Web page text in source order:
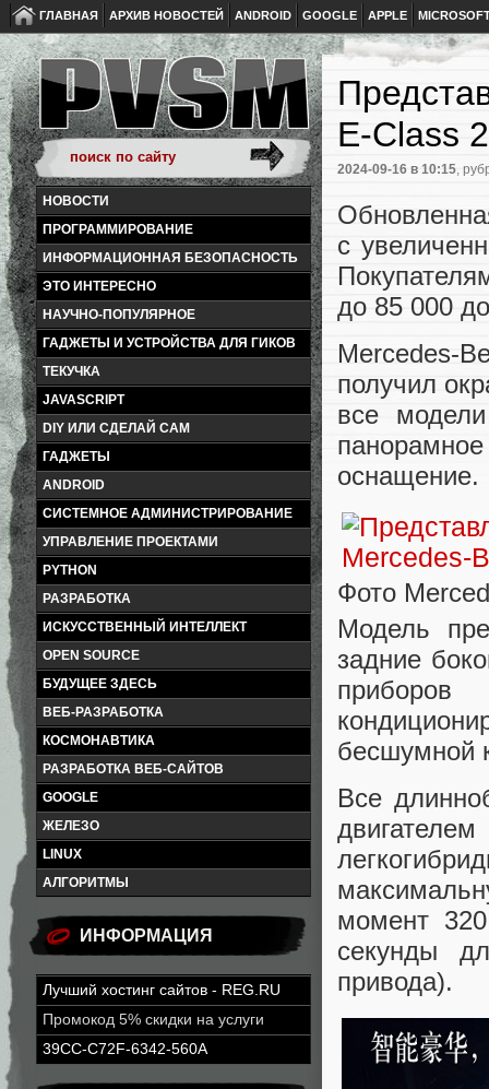
ГЛАВНАЯ АРХИВ НОВОСТЕЙ ANDROID GOOGLE APPLE
НОВОСТИ
ПРОГРАММИРОВАНИЕ
ИНФОРМАЦИОННАЯ БЕЗОПАСНОСТЬ
ЭТО ИНТЕРЕСНО
НАУЧНО-ПОПУЛЯРНОЕ
ГАДЖЕТЫ И УСТРОЙСТВА ДЛЯ ГИКОВ
ТЕКУЧКА
JAVASCRIPT
DIY ИЛИ СДЕЛАЙ САМ
ГАДЖЕТЫ
ANDROID
СИСТЕМНОЕ АДМИНИСТРИРОВАНИЕ
УПРАВЛЕНИЕ ПРОЕКТАМИ
PYTHON
РАЗРАБОТКА
ИСКУССТВЕННЫЙ ИНТЕЛЛЕКТ
OPEN SOURCE
БУДУЩЕЕ ЗДЕСЬ
ВЕБ-РАЗРАБОТКА
КОСМОНАВТИКА
РАЗРАБОТКА ВЕБ-САЙТОВ
GOOGLE
ЖЕЛЕЗО
LINUX
АЛГОРИТМЫ
ИНФОРМАЦИЯ
Лучший хостинг сайтов - REG.RU
Промокод 5% скидки на услуги
39CC-C72F-6342-560A
E-Class
2024-09-16 в 10:15,
с
до 85 000
Mercedes-
получил
все
оснащение.
Фото
Модель
задние
приборов
бесшумной
Все
момент
секунды
привода).